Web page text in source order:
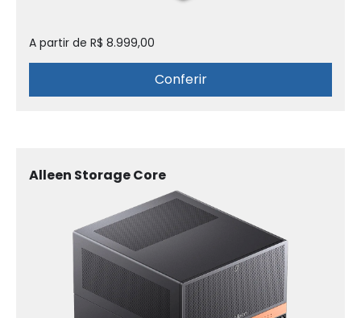
A partir de R$ 8.999,00
Conferir
Alleen Storage Core